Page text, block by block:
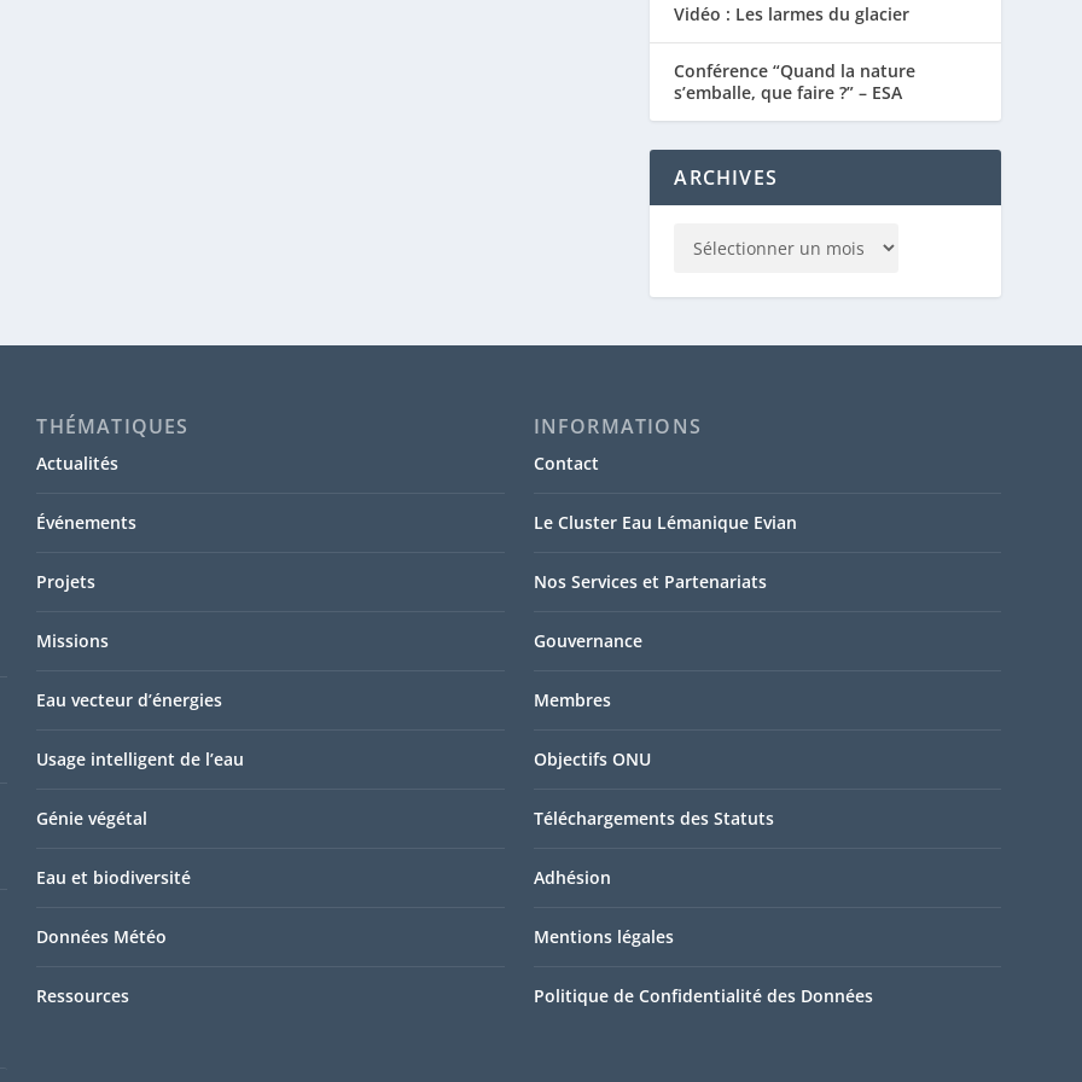
Vidéo : Les larmes du glacier
Conférence “Quand la nature
s’emballe, que faire ?” – ESA
ARCHIVES
THÉMATIQUES
Actualités
Événements
Projets
Missions
Eau vecteur d’énergies
Usage intelligent de l’eau
Génie végétal
Eau et biodiversité
Données Météo
Ressources
INFORMATIONS
Contact
Le Cluster Eau Lémanique Evian
Nos Services et Partenariats
Gouvernance
Membres
Objectifs ONU
Téléchargements des Statuts
Adhésion
Mentions légales
Politique de Confidentialité des Données